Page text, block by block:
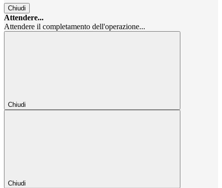
Chiudi
Attendere...
Attendere il completamento dell'operazione...
Chiudi
Chiudi